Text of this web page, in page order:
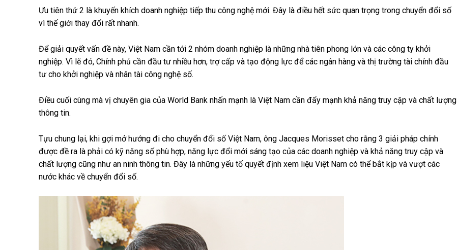
Ưu tiên thứ 2 là khuyến khích doanh nghiệp tiếp thu công nghệ mới. Đây là điều hết sức quan trọng trong chuyển đổi số
vì thế giới thay đổi rất nhanh.
Để giải quyết vấn đề này, Việt Nam cần tới 2 nhóm doanh nghiệp là những nhà tiên phong lớn và các công ty khởi
nghiệp. Vì lẽ đó, Chính phủ cần đầu tư nhiều hơn, trợ cấp và tạo động lực để các ngân hàng và thị trường tài chính đầu
tư cho khởi nghiệp và nhân tài công nghệ số.
Điều cuối cùng mà vị chuyên gia của World Bank nhấn mạnh là Việt Nam cần đẩy mạnh khả năng truy cập và chất lượng
thông tin.
Tựu chung lại, khi gợi mở hướng đi cho chuyển đổi số Việt Nam, ông Jacques Morisset cho rằng 3 giải pháp chính
được đề ra là phải có kỹ năng số phù hợp, năng lực đổi mới sáng tạo của các doanh nghiệp và khả năng truy cập và
chất lượng cũng như an ninh thông tin. Đây là những yếu tố quyết định xem liệu Việt Nam có thể bắt kịp và vượt các
nước khác về chuyển đổi số.